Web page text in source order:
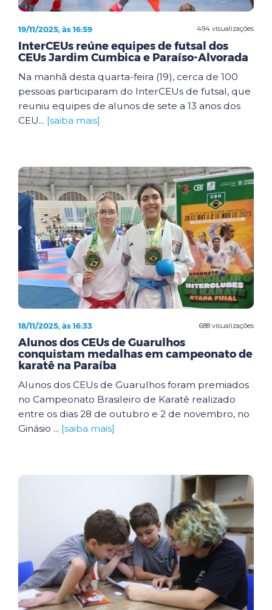
494 visualizações
19/11/2025, às 16:59
InterCEUs reúne equipes de futsal dos
CEUs Jardim Cumbica e Paraíso-Alvorada
Na manhã desta quarta-feira (19), cerca de 100
pessoas participaram do InterCEUs de futsal, que
reuniu equipes de alunos de sete a 13 anos dos
CEU... [saiba mais]
688 visualizações
18/11/2025, às 16:33
Alunos dos CEUs de Guarulhos
conquistam medalhas em campeonato de
karatê na Paraíba
Alunos dos CEUs de Guarulhos foram premiados
no Campeonato Brasileiro de Karatê realizado
entre os dias 28 de outubro e 2 de novembro, no
Ginásio ... [saiba mais]